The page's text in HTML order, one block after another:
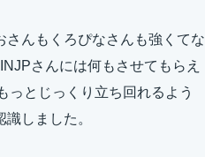
さんもくろぴなさんも強くてな
さんには何もさせてもらえ
っとじっくり立ち回れるよう
しました。